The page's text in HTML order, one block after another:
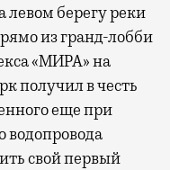
левом берегу реки
из гранд-лобби
«МИРА» на
получил в честь
еще при
водопровода
свой первый